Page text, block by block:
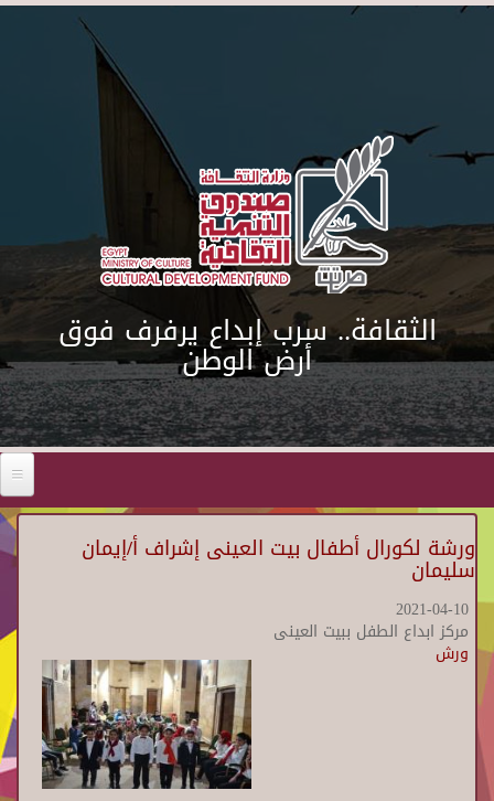
Skip to main content
الثقافة.. سرب إبداع يرفرف فوق
أرض الوطن
ورشة لكورال أطفال بيت العينى إشراف أ/إيمان
سليمان
2021-04-10
مركز ابداع الطفل ببيت العينى
ورش